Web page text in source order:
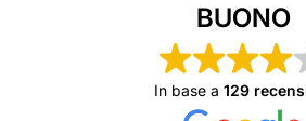
BUONO
In base a 129